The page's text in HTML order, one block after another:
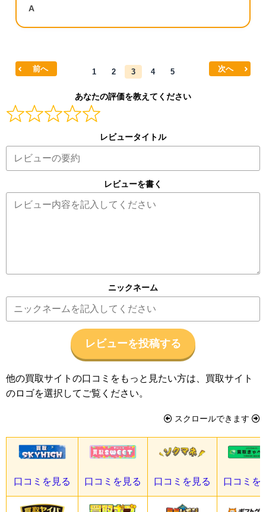
A
前へ 1 2 3 4 5 次へ
あなたの評価を教えてください
レビュータイトル
レビューを書く
ニックネーム
レビューを投稿する
他の買取サイトの口コミをもっと見たい方は、買取サイト
のロゴを選択してご覧ください。
スクロールできます
口コミを見る 口コミを見る 口コミを見る 口コミを